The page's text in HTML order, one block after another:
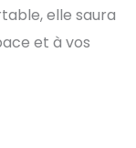
elle saura
et à vos